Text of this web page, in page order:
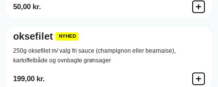
50,00 kr.
oksefilet NYHED
250g oksefilet m/ valg fri sauce (champignon eller bearnaise),
kartoffelbåde og ovnbagte grønsager
199,00 kr.